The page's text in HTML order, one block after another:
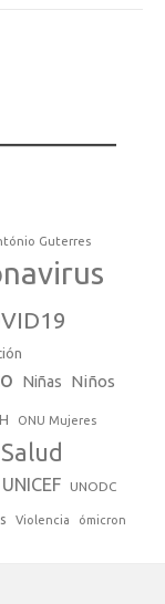
Guterres
Niñas Niños
ONU Mujeres
Salud
UNICEF UNODC
Violencia ómicron